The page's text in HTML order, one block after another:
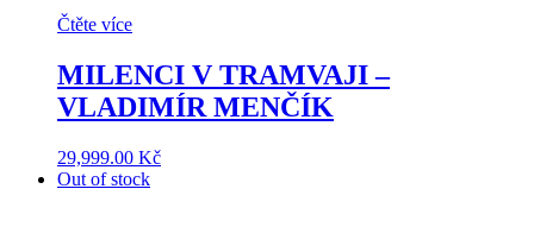
Čtěte více
MILENCI V TRAMVAJI –
VLADIMÍR MENČÍK
29,999.00 Kč
Out of stock